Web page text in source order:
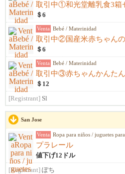
取引中①和光堂離乳食3箱
＄6
Venta Bebé / Materinidad
取引中②国産米赤ちゃん
＄6
Venta Bebé / Materinidad
＄12
[Registrant] Sl
San Jose
Venta Ropa para niños / juguetes
プラレール
値下げ12ドル
[Registrant] ぽち